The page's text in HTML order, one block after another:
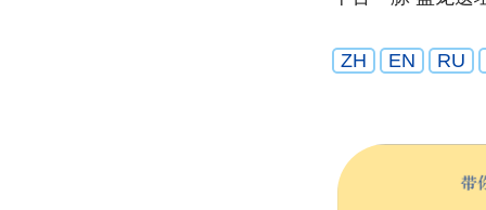
ZH EN RU